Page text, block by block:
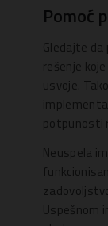
Pomoć
Gledajte
rešenje
usvoje.
potpunosti
Neuspela
Uspešnom